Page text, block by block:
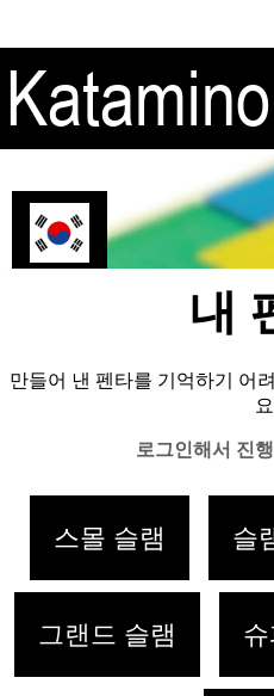
Katamino
규칙
해답
내
내
만들어 낸 펜타를 기억하기 어
로그인해서 진
스몰 슬램 슬
그랜드 슬램